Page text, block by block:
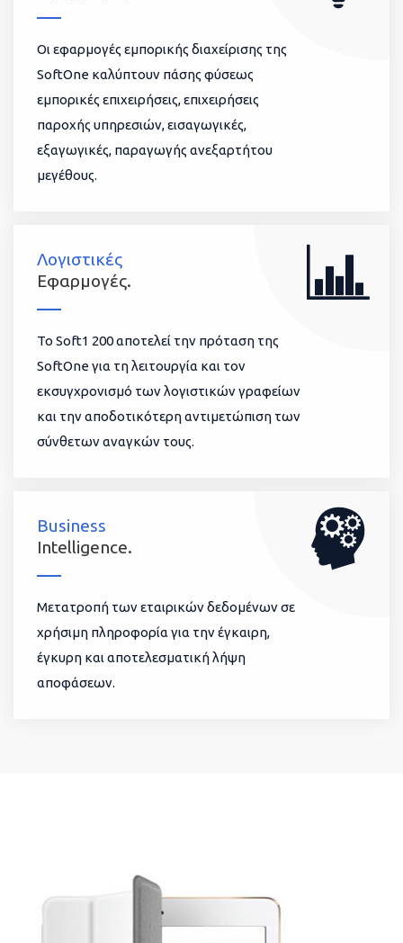
Οι εφαρμογές εμπορικής διαχείρισης της
SoftOne καλύπτουν πάσης φύσεως
εμπορικές επιχειρήσεις, επιχειρήσεις
παροχής υπηρεσιών, εισαγωγικές,
εξαγωγικές, παραγωγής ανεξαρτήτου
μεγέθους.
Λογιστικές
Εφαρμογές.
To Soft1 200 αποτελεί την πρόταση της
SoftOne για τη λειτουργία και τον
εκσυγχρονισμό των λογιστικών γραφείων
και την αποδοτικότερη αντιμετώπιση των
σύνθετων αναγκών τους.
Business
Intelligence.
Μετατροπή των εταιρικών δεδομένων σε
χρήσιμη πληροφορία για την έγκαιρη,
έγκυρη και αποτελεσματική λήψη
αποφάσεων.